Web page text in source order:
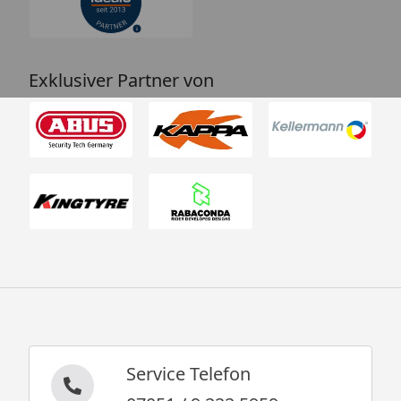
Exklusiver Partner von
Service Telefon